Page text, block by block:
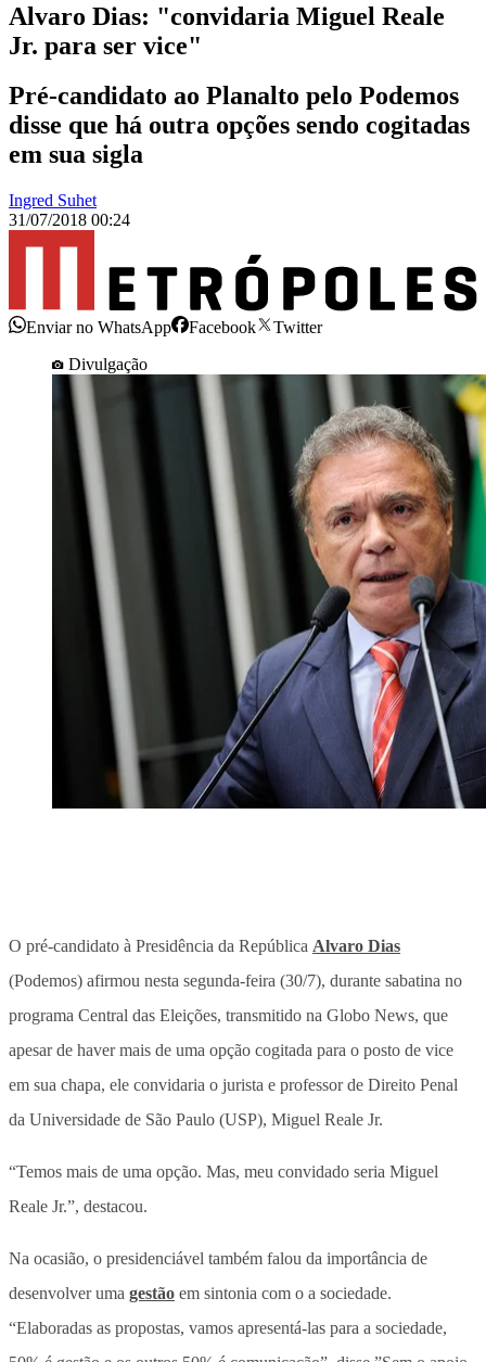
Alvaro Dias: "convidaria Miguel Reale
Jr. para ser vice"
Pré-candidato ao Planalto pelo Podemos
disse que há outra opções sendo cogitadas
em sua sigla
Ingred Suhet
31/07/2018 00:24
Enviar no WhatsApp Facebook
Twitter
Divulgação
O pré-candidato à Presidência da República Alvaro Dias
(Podemos) afirmou nesta segunda-feira (30/7), durante sabatina no
programa Central das Eleições, transmitido na Globo News, que
apesar de haver mais de uma opção cogitada para o posto de vice
em sua chapa, ele convidaria o jurista e professor de Direito Penal
da Universidade de São Paulo (USP), Miguel Reale Jr.
“Temos mais de uma opção. Mas, meu convidado seria Miguel
Reale Jr.”, destacou.
Na ocasião, o presidenciável também falou da importância de
desenvolver uma gestão em sintonia com o a sociedade.
“Elaboradas as propostas, vamos apresentá-las para a sociedade,